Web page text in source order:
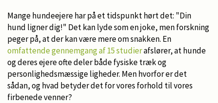
Mange hundeejere har på et tidspunkt hørt det: "Din
hund ligner dig!" Det kan lyde som en joke, men forskning
peger på, at der kan være mere om snakken. En
omfattende gennemgang af 15 studierafslører, at hunde
og deres ejere ofte deler både fysiske træk og
personlighedsmæssige ligheder. Men hvorfor er det
sådan, og hvad betyder det for vores forhold til vores
firbenede venner?